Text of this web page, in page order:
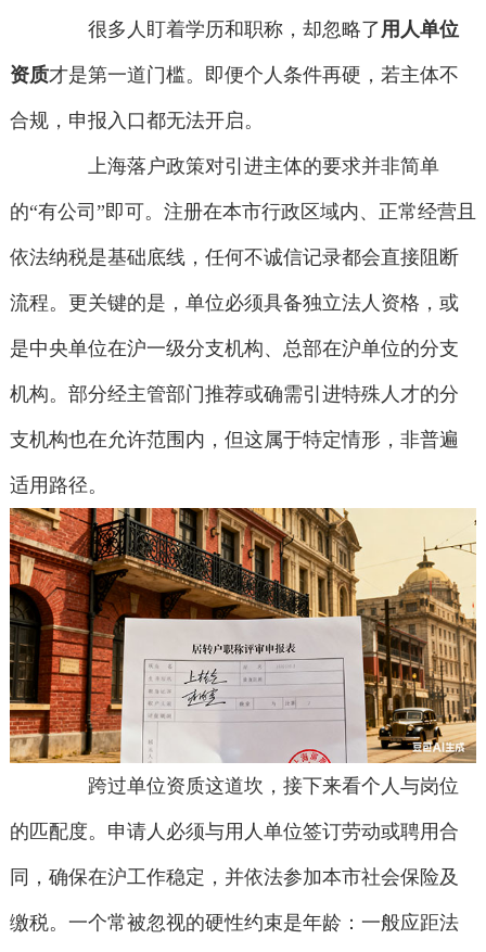
很多人盯着学历和职称，却忽略了用人单位
资质才是第一道门槛。即便个人条件再硬，若主体不
合规，申报入口都无法开启。
上海落户政策对引进主体的要求并非简单
的“有公司”即可。注册在本市行政区域内、正常经营且
依法纳税是基础底线，任何不诚信记录都会直接阻断
流程。更关键的是，单位必须具备独立法人资格，或
是中央单位在沪一级分支机构、总部在沪单位的分支
机构。部分经主管部门推荐或确需引进特殊人才的分
支机构也在允许范围内，但这属于特定情形，非普遍
适用路径。
跨过单位资质这道坎，接下来看个人与岗位
的匹配度。申请人必须与用人单位签订劳动或聘用合
同，确保在沪工作稳定，并依法参加本市社会保险及
缴税。一个常被忽视的硬性约束是年龄：一般应距法